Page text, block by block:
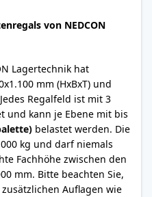
von NEDCON
Lagertechnik hat
mm (HxBxT) und
Regalfeld ist mit 3
und kann je Ebene mit bis
belastet werden. Die
kg und darf niemals
Fachhöhe zwischen den
mm. Bitte beachten Sie,
Auflagen wie